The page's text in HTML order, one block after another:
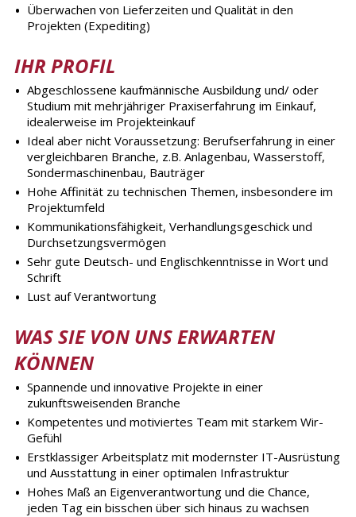
Überwachen von Lieferzeiten und Qualität in den
Projekten (Expediting)
IHR PROFIL
Abgeschlossene kaufmännische Ausbildung und/ oder
Studium mit mehrjähriger Praxiserfahrung im Einkauf,
idealerweise im Projekteinkauf
Ideal aber nicht Voraussetzung: Berufserfahrung in einer
vergleichbaren Branche, z.B. Anlagenbau, Wasserstoff,
Sondermaschinenbau, Bauträger
Hohe Affinität zu technischen Themen, insbesondere im
Projektumfeld
Kommunikationsfähigkeit, Verhandlungsgeschick und
Durchsetzungsvermögen
Sehr gute Deutsch- und Englischkenntnisse in Wort und
Schrift
Lust auf Verantwortung
WAS SIE VON UNS ERWARTEN
KÖNNEN
Spannende und innovative Projekte in einer
zukunftsweisenden Branche
Kompetentes und motiviertes Team mit starkem Wir-
Gefühl
Erstklassiger Arbeitsplatz mit modernster IT-Ausrüstung
und Ausstattung in einer optimalen Infrastruktur
Hohes Maß an Eigenverantwortung und die Chance,
jeden Tag ein bisschen über sich hinaus zu wachsen